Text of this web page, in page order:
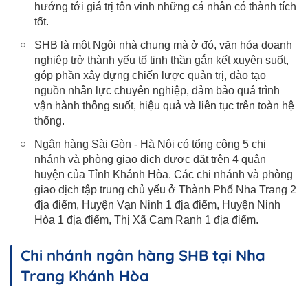
hướng tới giá trị tôn vinh những cá nhân có thành tích
tốt.
SHB là một Ngôi nhà chung mà ở đó, văn hóa doanh
nghiệp trở thành yếu tố tinh thần gắn kết xuyên suốt,
góp phần xây dựng chiến lược quản trị, đào tạo
nguồn nhân lực chuyên nghiệp, đảm bảo quá trình
vận hành thông suốt, hiệu quả và liên tục trên toàn hệ
thống.
Ngân hàng Sài Gòn - Hà Nội có tổng cộng 5 chi
nhánh và phòng giao dịch được đặt trên 4 quận
huyện của Tỉnh Khánh Hòa. Các chi nhánh và phòng
giao dịch tập trung chủ yếu ở Thành Phố Nha Trang 2
địa điểm, Huyện Vạn Ninh 1 địa điểm, Huyện Ninh
Hòa 1 địa điểm, Thị Xã Cam Ranh 1 địa điểm.
Chi nhánh ngân hàng SHB tại Nha
Trang Khánh Hòa